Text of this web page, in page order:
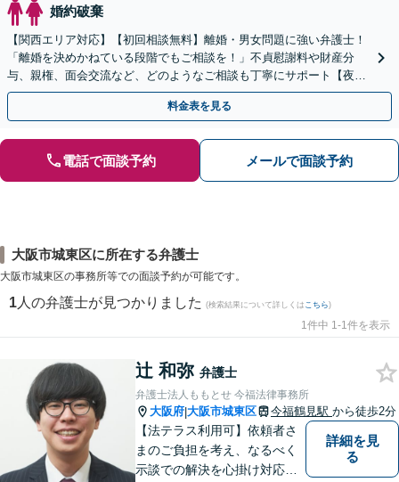
婚約破棄
【関西エリア対応】【初回相談無料】離婚・男女問題に強い弁護士！
「離婚を決めかねている段階でもご相談を！」不貞慰謝料や財産分
与、親権、面会交流など、どのようなご相談も丁寧にサポート【夜
間・休日面談可】【WEB面談】【完全個室】
料金表を見る
電話で面談予約 メールで面談予約
大阪市城東区に所在する弁護士
大阪市城東区の事務所等での面談予約が可能です。
1 人の弁護士が見つかりました (検索結果について詳しくは こちら)
1件中 1-1件を表示
辻 和弥 弁護士
弁護士法人ももとせ 今福法律事務所
大阪府|大阪市城東区 今福鶴見駅 から徒歩2分
【法テラス利用可】依頼者さ
まのご負担を考え、なるべく
示談での解決を心掛け対応い
詳細を見
る